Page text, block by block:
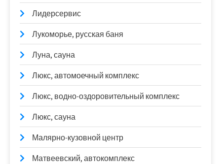
Лидерсервис
Лукоморье, русская баня
Луна, сауна
Люкс, автомоечный комплекс
Люкс, водно-оздоровительный комплекс
Люкс, сауна
Малярно-кузовной центр
Матвеевский, автокомплекс